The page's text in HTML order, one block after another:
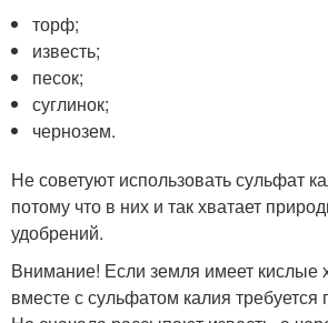
торф;
известь;
песок;
суглинок;
чернозем.
Не советуют использовать сульфат
потому что в них и так хватает
удобрений.
Внимание! Если земля имеет кислые
вместе с сульфатом калия требуется